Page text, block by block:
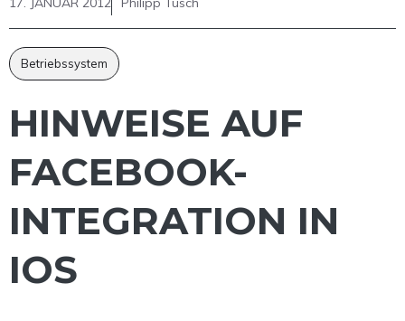
Betriebssystem
HINWEISE AUF
FACEBOOK-
INTEGRATION IN
IOS